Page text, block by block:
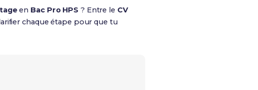
en Bac Pro HPS ? Entre le CV
chaque étape pour que tu